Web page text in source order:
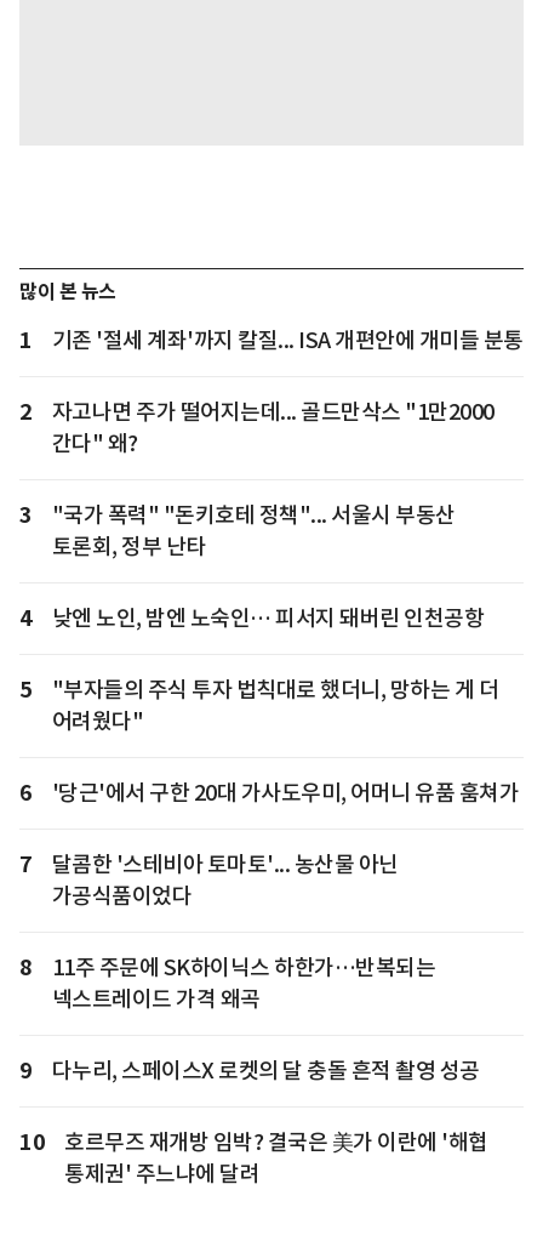
많이 본 뉴스
1 기존 '절세 계좌'까지 칼질... ISA 개편안에 개미들 분통
2
자고나면 주가 떨어지는데... 골드만삭스 "1만2000
간다" 왜?
3
"국가 폭력" "돈키호테 정책"... 서울시 부동산
토론회, 정부 난타
4 낮엔 노인, 밤엔 노숙인… 피서지 돼버린 인천공항
5
"부자들의 주식 투자 법칙대로 했더니, 망하는 게 더
어려웠다"
6 '당근'에서 구한 20대 가사도우미, 어머니 유품 훔쳐가
7
달콤한 '스테비아 토마토'... 농산물 아닌
가공식품이었다
8
11주 주문에 SK하이닉스 하한가…반복되는
넥스트레이드 가격 왜곡
9 다누리, 스페이스X 로켓의 달 충돌 흔적 촬영 성공
10
호르무즈 재개방 임박? 결국은 美가 이란에 '해협
통제권' 주느냐에 달려